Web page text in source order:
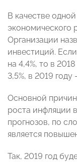
В качестве
экономического
Организации
инвестиций.
на 4,4%, то в
3,5%, в 2019 году
Основной
роста инфляции
прогнозов, по
является
Так, 2019 год